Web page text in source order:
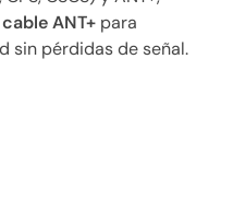
cable ANT+ para
sin pérdidas de señal.